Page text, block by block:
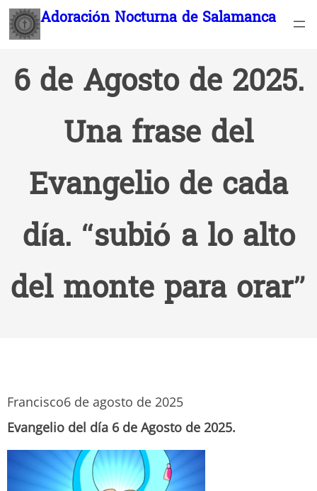
Saltar Adoración Nocturna de Salamanca
6 de Agosto de 2025.
Una frase del
Evangelio de cada
día. “subió a lo alto
del monte para orar”
Francisco6 de agosto de 2025
Evangelio del día 6 de Agosto de 2025.